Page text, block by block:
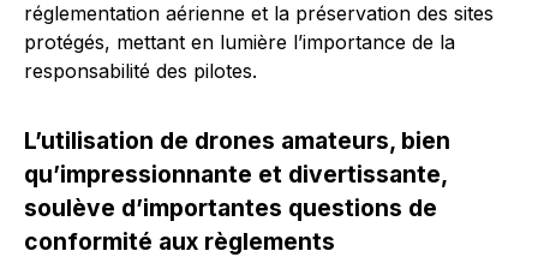
réglementation aérienne et la préservation des sites
protégés, mettant en lumière l’importance de la
responsabilité des pilotes.
L’utilisation de drones amateurs, bien
qu’impressionnante et divertissante,
soulève d’importantes questions de
conformité aux règlements